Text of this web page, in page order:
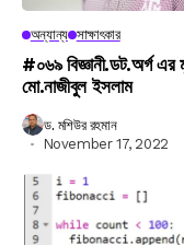
অন্যান্য সাক্ষাৎকার
#০৬৯ বিজ্ঞানী.ডট.অর্গ এর
মো.নাজীবুল ইসলাম
ড. মশিউর রহমান
November 17, 2022